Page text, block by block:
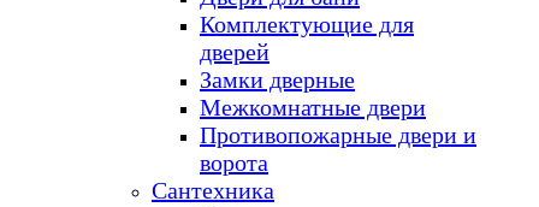
Комплектующие для
дверей
Замки дверные
Межкомнатные двери
Противопожарные двери и
ворота
Сантехника